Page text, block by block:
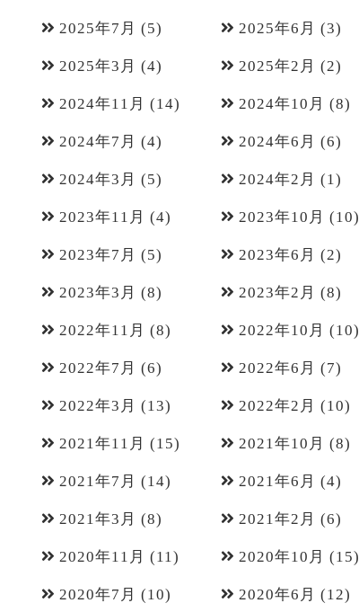
2025年7月 (5) 2025年6月 (3)
2025年3月 (4) 2025年2月 (2)
2024年11月 (14) 2024年10月 (8)
2024年7月 (4) 2024年6月 (6)
2024年3月 (5) 2024年2月 (1)
2023年11月 (4) 2023年10月 (10)
2023年7月 (5) 2023年6月 (2)
2023年3月 (8) 2023年2月 (8)
2022年11月 (8) 2022年10月 (10)
2022年7月 (6) 2022年6月 (7)
2022年3月 (13) 2022年2月 (10)
2021年11月 (15) 2021年10月 (8)
2021年7月 (14) 2021年6月 (4)
2021年3月 (8) 2021年2月 (6)
2020年11月 (11) 2020年10月 (15)
2020年7月 (10) 2020年6月 (12)